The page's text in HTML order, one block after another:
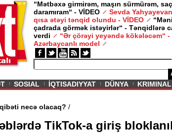
“Mətbəxə girmirəm, maşın sürmürəm,
daramıram“ - VİDEO
Sevda
qısa ətəyi tənqid olundu - VİDEO
“Məni
çadrada görmək istəyirlər“ - Tənqidlərə
verdi
“Ər çörəyi yeyəndə kökələcəm“ -
Azərbaycanlı model
SOSIAL İQTISADIYYAT DÜNYA KRIMINAL
aqibəti necə olacaq?
TikTok-a giriş